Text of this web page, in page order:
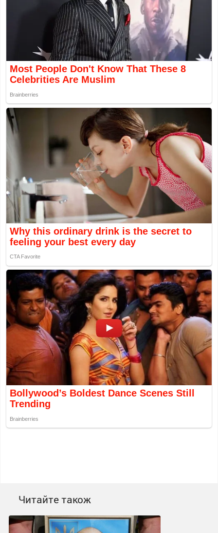
Читайте також